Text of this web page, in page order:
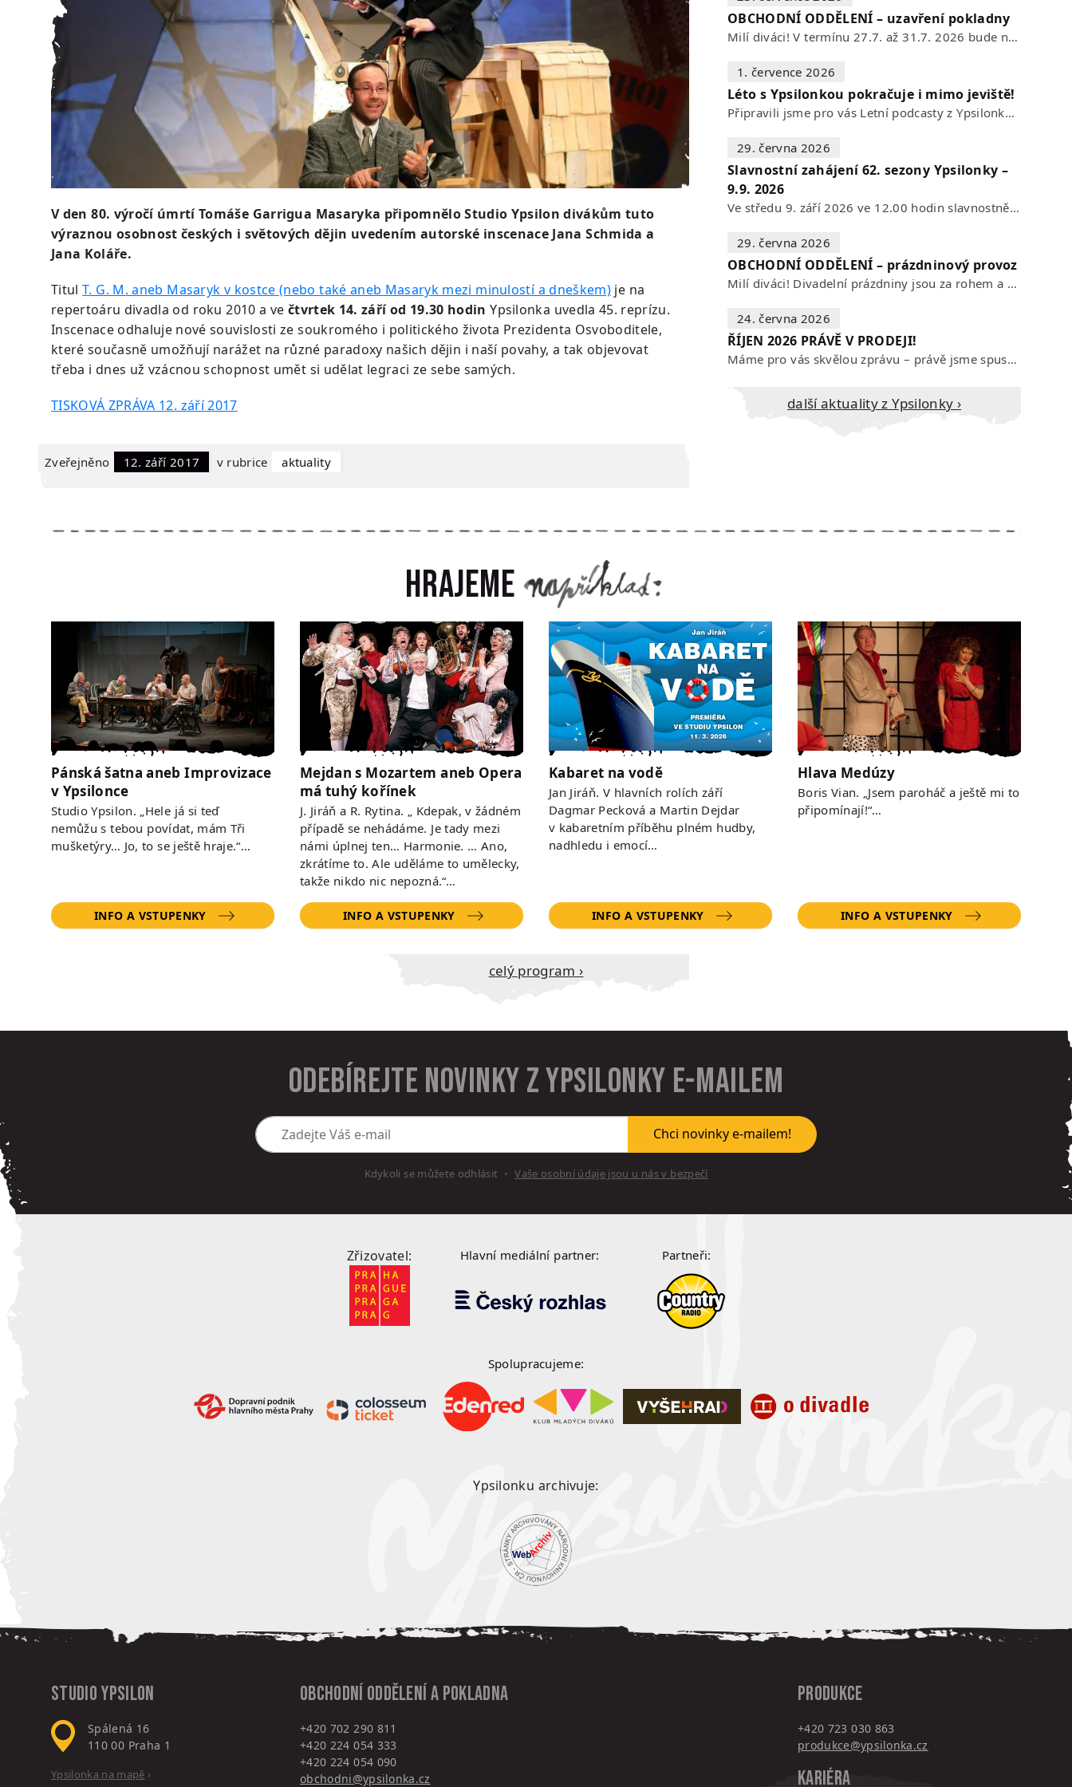
V den 80. výročí úmrtí Tomáše Garrigua Masaryka připomnělo Studio Ypsilon divákům tuto
výraznou osobnost českých i světových dějin uvedením autorské inscenace Jana Schmida a
Jana Koláře.
TitulT. G. M. aneb Masaryk v kostce (nebo také aneb Masaryk mezi minulostí a dneškem)je na
repertoáru divadla od roku 2010 a ve čtvrtek 14. září od 19.30 hodin Ypsilonka uvedla 45. reprízu.
Inscenace odhaluje nové souvislosti ze soukromého i politického života Prezidenta Osvoboditele,
které současně umožňují narážet na různé paradoxy našich dějin i naší povahy, a tak objevovat
třeba i dnes už vzácnou schopnost umět si udělat legraci ze sebe samých.
TISKOVÁ ZPRÁVA 12. září 2017
Zveřejněno 12. září 2017 v rubrice Aktuality
OBCHODNÍ ODDĚLENÍ – uzavření pokladny
Milí diváci! V termínu 27.7. až 31.7. 2026 bude naše POKLADNA z technických…
1. července 2026
Léto s Ypsilonkou pokračuje i mimo jeviště!
Připravili jsme pro vás Letní podcasty z Ypsilonky – novou sérii rozhovorů s…
29. června 2026
Slavnostní zahájení 62. sezony Ypsilonky –
9.9. 2026
Ve středu 9. září 2026 ve 12.00 hodin slavnostně zahájíme novou divadelní…
29. června 2026
OBCHODNÍ ODDĚLENÍ – prázdninový provoz
Milí diváci! Divadelní prázdniny jsou za rohem a s nimi se mění i otevírací…
24. června 2026
ŘÍJEN 2026 PRÁVĚ V PRODEJI!
Máme pro vás skvělou zprávu – právě jsme spustili prodej vstupenek na říjen…
Další aktuality z Ypsilonky ›
Hrajeme
Pánská šatna aneb Improvizace
v Ypsilonce
Studio Ypsilon. „Hele já si teď
nemůžu s tebou povídat, mám Tři
mušketýry… Jo, to se ještě hraje.“…
INFO A VSTUPENKY
Mejdan s Mozartem aneb Opera
má tuhý kořínek
J. Jiráň a R. Rytina. „ Kdepak, v žádném
případě se nehádáme. Je tady mezi
námi úplnej ten… Harmonie. … Ano,
zkrátíme to. Ale uděláme to umělecky,
takže nikdo nic nepozná.“…
INFO A VSTUPENKY
Kabaret na vodě
Jan Jiráň. V hlavních rolích září
Dagmar Pecková a Martin Dejdar
v kabaretním příběhu plném hudby,
nadhledu i emocí…
INFO A VSTUPENKY
Hlava Medúzy
Boris Vian. „Jsem paroháč a ještě mi to
připomínají!“…
INFO A VSTUPENKY
Celý program ›
Odebírejte novinky z Ypsilonky e-mailem
Zadejte Váš e-mail
Chci novinky e-mailem!
Kdykoli se můžete odhlásit Vaše osobní údaje jsou u nás v bezpečí
Zřizovatel: Hlavní mediální partner: Partneři:
Spolupracujeme:
Ypsilonku archivuje:
Studio Ypsilon
Spálená 16
110 00 Praha 1
Ypsilonka na mapě ›
Obchodní oddělení a pokladna
+420 702 290 811
+420 224 054 333
+420 224 054 090
obchodni@ypsilonka.cz
PRODUKCE
+420 723 030 863
produkce@ypsilonka.cz
KARIÉRA